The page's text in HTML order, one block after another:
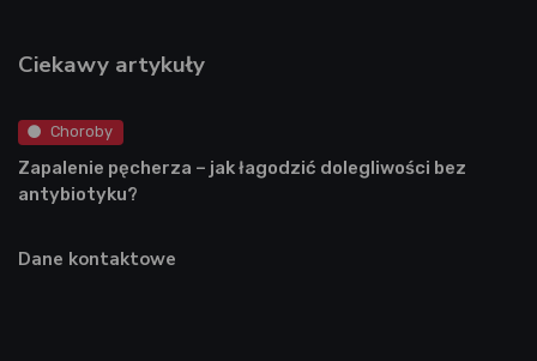
Ciekawy artykuły
Choroby
Zapalenie pęcherza – jak łagodzić dolegliwości bez
antybiotyku?
Dane kontaktowe